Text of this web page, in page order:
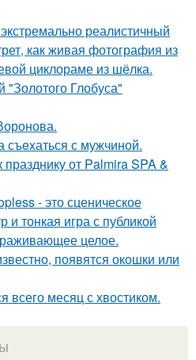
реалистичный
как живая фотография из
циклораме из шёлка.
Глобуса"
с мужчиной.
от Palmira SPA &
- это сценическое
и тонкая игра с публикой
целое.
появятся окошки или
всего месяц с хвостиком.